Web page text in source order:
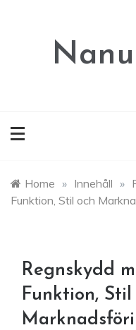
Home » Innehåll »
Funktion, Stil och
Regnskydd
Funktion, Stil